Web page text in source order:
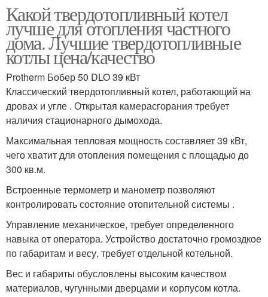
Какой твердотопливный котел
лучше для отопления частного
дома. Лучшие твердотопливные
котлы цена/качество
Protherm Бобер 50 DLO 39 кВт
Классический твердотопливный котел, работающий на
дровах и угле . Открытая камерасгорания требует
наличия стационарного дымохода.
Максимальная тепловая мощность составляет 39 кВт,
чего хватит для отопления помещения с площадью до
300 кв.м.
Встроенные термометр и манометр позволяют
контролировать состояние отопительной системы .
Управление механическое, требует определенного
навыка от оператора. Устройство достаточно громоздкое
по габаритам и весу, требует отдельной котельной.
Вес и габариты обусловлены высоким качеством
материалов, чугунными дверцами и корпусом котла.